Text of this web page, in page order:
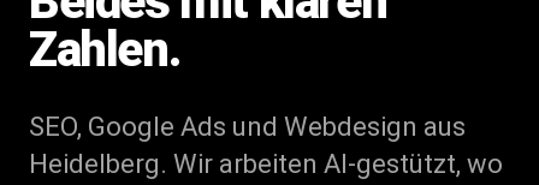
Zahlen.
SEO, Google Ads und Webdesign aus
Heidelberg. Wir arbeiten AI-gestützt, wo